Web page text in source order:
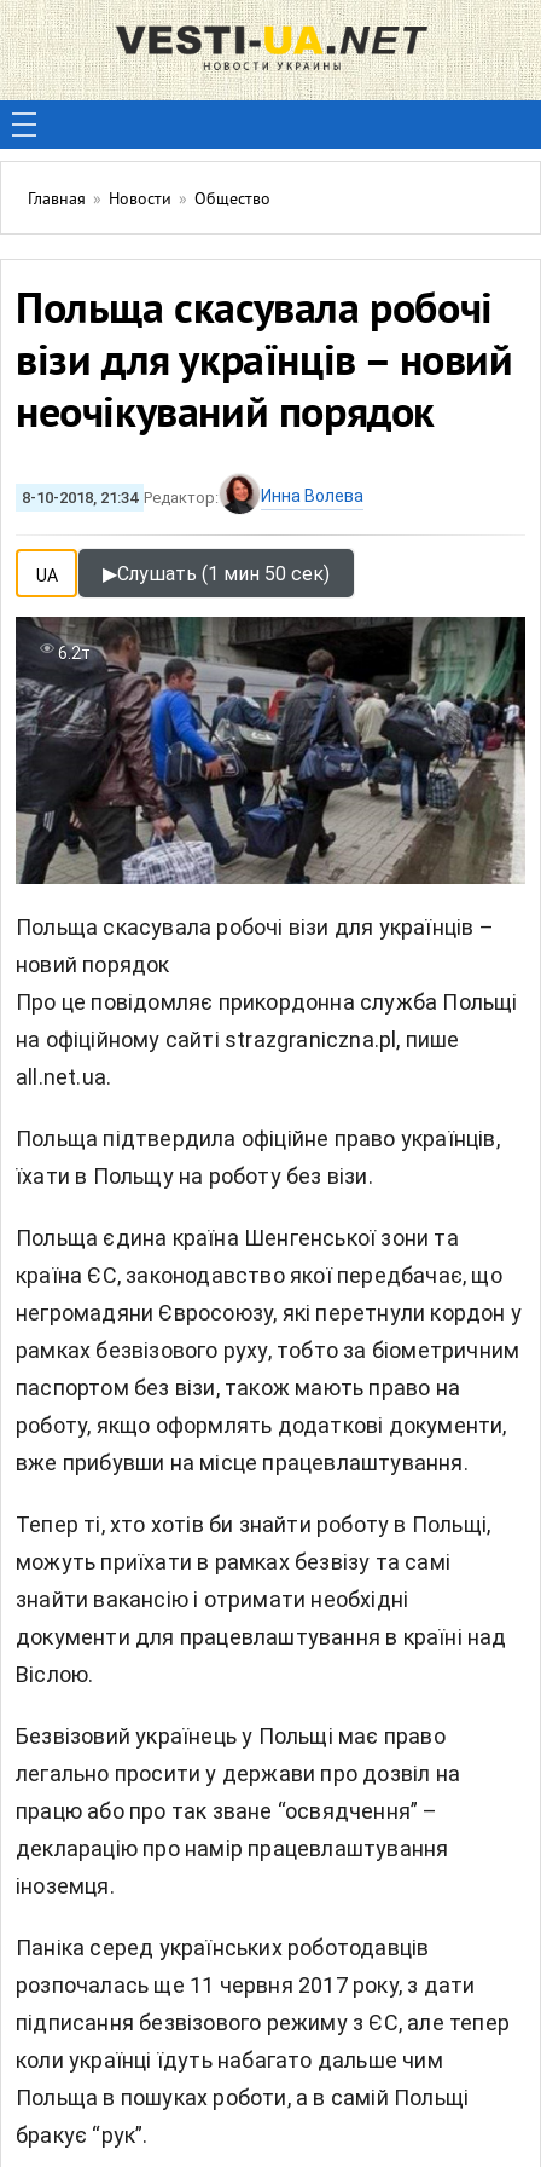
Главная » Новости » Общество
Польща скасувала робочі
візи для українців – новий
неочікуваний порядок
8-10-2018, 21:34 Редактор: Инна Волева
UA ▶Слушать (1 мин 50 сек)
6.2т
Польща скасувала робочі візи для українців –
новий порядок
Про це повідомляє прикордонна служба Польщі
на офіційному сайті strazgraniczna.pl, пише
all.net.ua.
Польща підтвердила офіційне право українців,
їхати в Польщу на роботу без візи.
Польща єдина країна Шенгенської зони та
країна ЄС, законодавство якої передбачає, що
негромадяни Євросоюзу, які перетнули кордон у
рамках безвізового руху, тобто за біометричним
паспортом без візи, також мають право на
роботу, якщо оформлять додаткові документи,
вже прибувши на місце працевлаштування.
Тепер ті, хто хотів би знайти роботу в Польщі,
можуть приїхати в рамках безвізу та самі
знайти вакансію і отримати необхідні
документи для працевлаштування в країні над
Віслою.
Безвізовий українець у Польщі має право
легально просити у держави про дозвіл на
працю або про так зване “освядчення” –
декларацію про намір працевлаштування
іноземця.
Паніка серед українських роботодавців
розпочалась ще 11 червня 2017 року, з дати
підписання безвізового режиму з ЄС, але тепер
коли українці їдуть набагато дальше чим
Польща в пошуках роботи, а в самій Польщі
бракує “рук”.